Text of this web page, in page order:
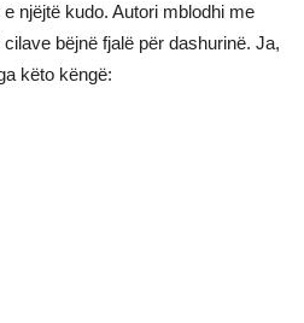
njëjtë kudo. Autori mblodhi me
bëjnë fjalë për dashurinë. Ja,
këto këngë: